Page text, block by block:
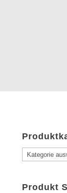
Produkt